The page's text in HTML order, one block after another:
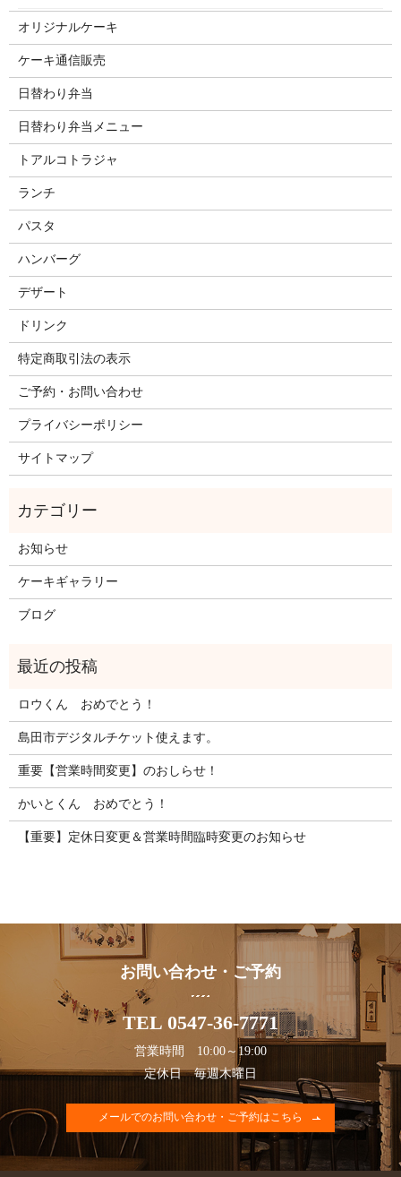
オリジナルケーキ
ケーキ通信販売
日替わり弁当
日替わり弁当メニュー
トアルコトラジャ
ランチ
パスタ
ハンバーグ
デザート
ドリンク
特定商取引法の表示
ご予約・お問い合わせ
プライバシーポリシー
サイトマップ
お知らせ
ケーキギャラリー
ブログ
ロウくん おめでとう！
島田市デジタルチケット使えます。
重要【営業時間変更】のおしらせ！
かいとくん おめでとう！
【重要】定休日変更＆営業時間臨時変更のお知らせ
お問い合わせ・ご予約
TEL 0547-36-7771
営業時間 10:00～19:00
定休日 毎週木曜日
メールでのお問い合わせ・ご予約はこちら